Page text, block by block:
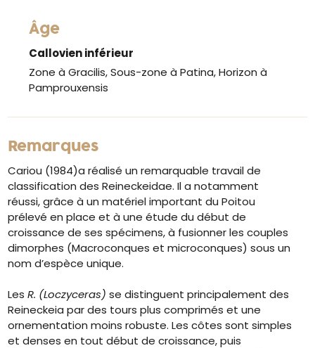
Âge
Callovien inférieur
Zone à Gracilis, Sous-zone à Patina, Horizon à
Pamprouxensis
Remarques
Cariou (1984)a réalisé un remarquable travail de
classification des Reineckeidae. Il a notamment
réussi, grâce à un matériel important du Poitou
prélevé en place et à une étude du début de
croissance de ses spécimens, à fusionner les couples
dimorphes (Macroconques et microconques) sous un
nom d’espèce unique.
LesR. (Loczyceras)se distinguent principalement des
Reineckeia par des tours plus comprimés et une
ornementation moins robuste. Les côtes sont simples
et denses en tout début de croissance, puis